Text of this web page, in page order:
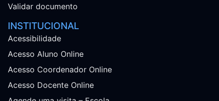
Validar documento
INSTITUCIONAL
Acessibilidade
Acesso Aluno Online
Acesso Coordenador Online
Acesso Docente Online